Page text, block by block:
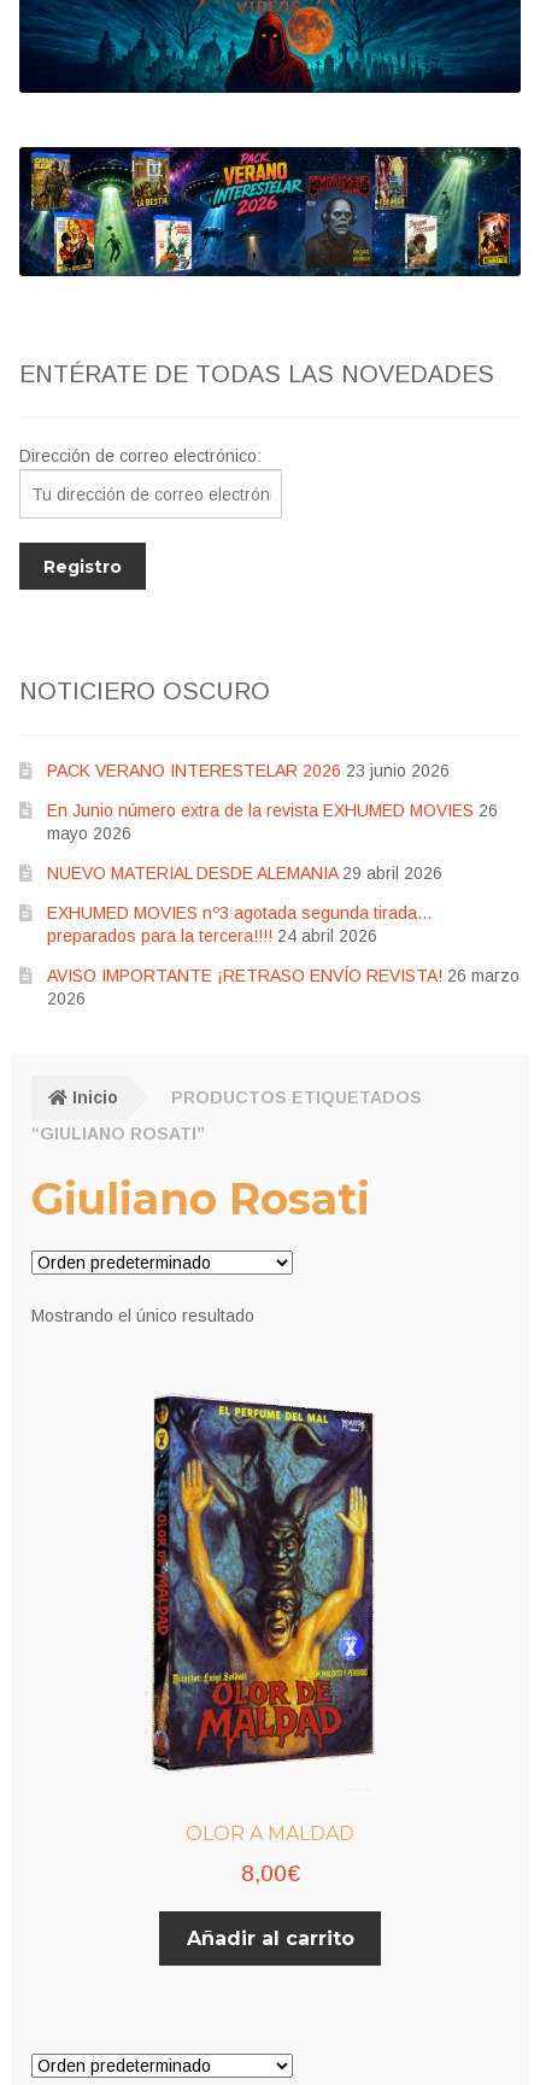
Bluray
Clasificada S
artwork
fantaterror
Jesús Franco
ENTÉRATE DE TODAS LAS NOVEDADES
Dirección de correo electrónico:
NOTICIERO OSCURO
PACK VERANO INTERESTELAR 2026 23 junio 2026
En Junio número extra de la revista EXHUMED MOVIES 26
mayo 2026
NUEVO MATERIAL DESDE ALEMANIA 29 abril 2026
EXHUMED MOVIES nº3 agotada segunda tirada…
preparados para la tercera!!!! 24 abril 2026
AVISO IMPORTANTE ¡RETRASO ENVÍO REVISTA! 26 marzo
2026
Inicio
PRODUCTOS ETIQUETADOS
“GIULIANO ROSATI”
Giuliano Rosati
Mostrando el único resultado
OLOR A MALDAD
8,00€
Añadir al carrito